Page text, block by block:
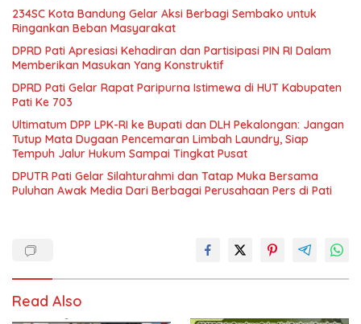
234SC Kota Bandung Gelar Aksi Berbagi Sembako untuk
Ringankan Beban Masyarakat
DPRD Pati Apresiasi Kehadiran dan Partisipasi PIN RI Dalam
Memberikan Masukan Yang Konstruktif
DPRD Pati Gelar Rapat Paripurna Istimewa di HUT Kabupaten
Pati Ke 703
Ultimatum DPP LPK-RI ke Bupati dan DLH Pekalongan: Jangan
Tutup Mata Dugaan Pencemaran Limbah Laundry, Siap
Tempuh Jalur Hukum Sampai Tingkat Pusat
DPUTR Pati Gelar Silahturahmi dan Tatap Muka Bersama
Puluhan Awak Media Dari Berbagai Perusahaan Pers di Pati
Read Also